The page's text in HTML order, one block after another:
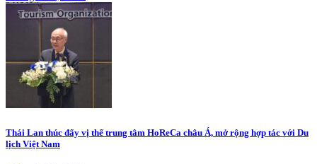
Thái Lan thúc đẩy vị thế trung tâm HoReCa châu Á, mở rộng hợp tác với Du
lịch Việt Nam